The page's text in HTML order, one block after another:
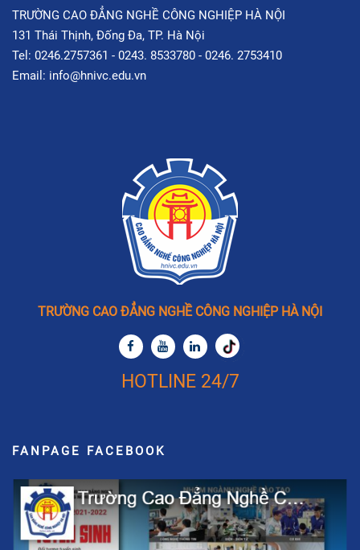
TRƯỜNG CAO ĐẲNG NGHỀ CÔNG NGHIỆP HÀ NỘI
131 Thái Thịnh, Đống Đa, TP. Hà Nội
Tel: 0246.2757361 - 0243. 8533780 - 0246. 2753410
Email: info@hnivc.edu.vn
TRƯỜNG CAO ĐẲNG NGHỀ CÔNG NGHIỆP HÀ NỘI
HOTLINE 24/7
FANPAGE FACEBOOK